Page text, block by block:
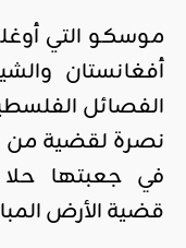
موسكو التي
أفغانستان
الفصائل
نصرة لقضية من
في جعبتها حلا
قضية الأرض